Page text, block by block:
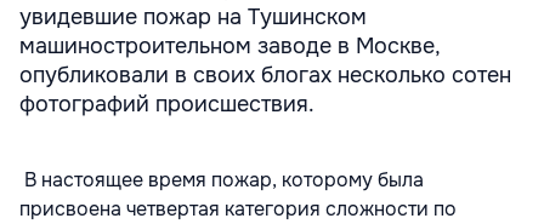
увидевшие пожар на Тушинском
машиностроительном заводе в Москве,
опубликовали в своих блогах несколько сотен
фотографий происшествия.
В настоящее время пожар, которому была
присвоена четвертая категория сложности по